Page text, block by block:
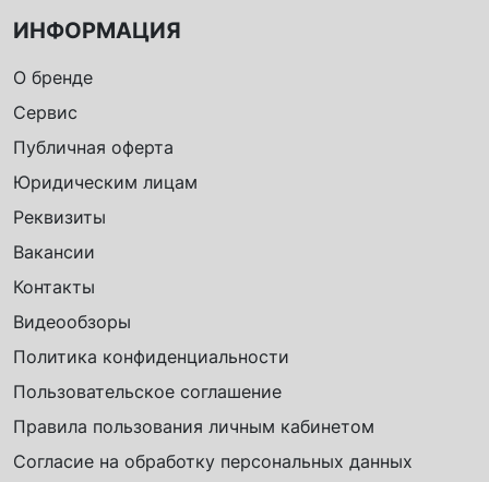
ИНФОРМАЦИЯ
О бренде
Сервис
Публичная оферта
Юридическим лицам
Реквизиты
Вакансии
Контакты
Видеообзоры
Политика конфиденциальности
Пользовательское соглашение
Правила пользования личным кабинетом
Согласие на обработку персональных данных